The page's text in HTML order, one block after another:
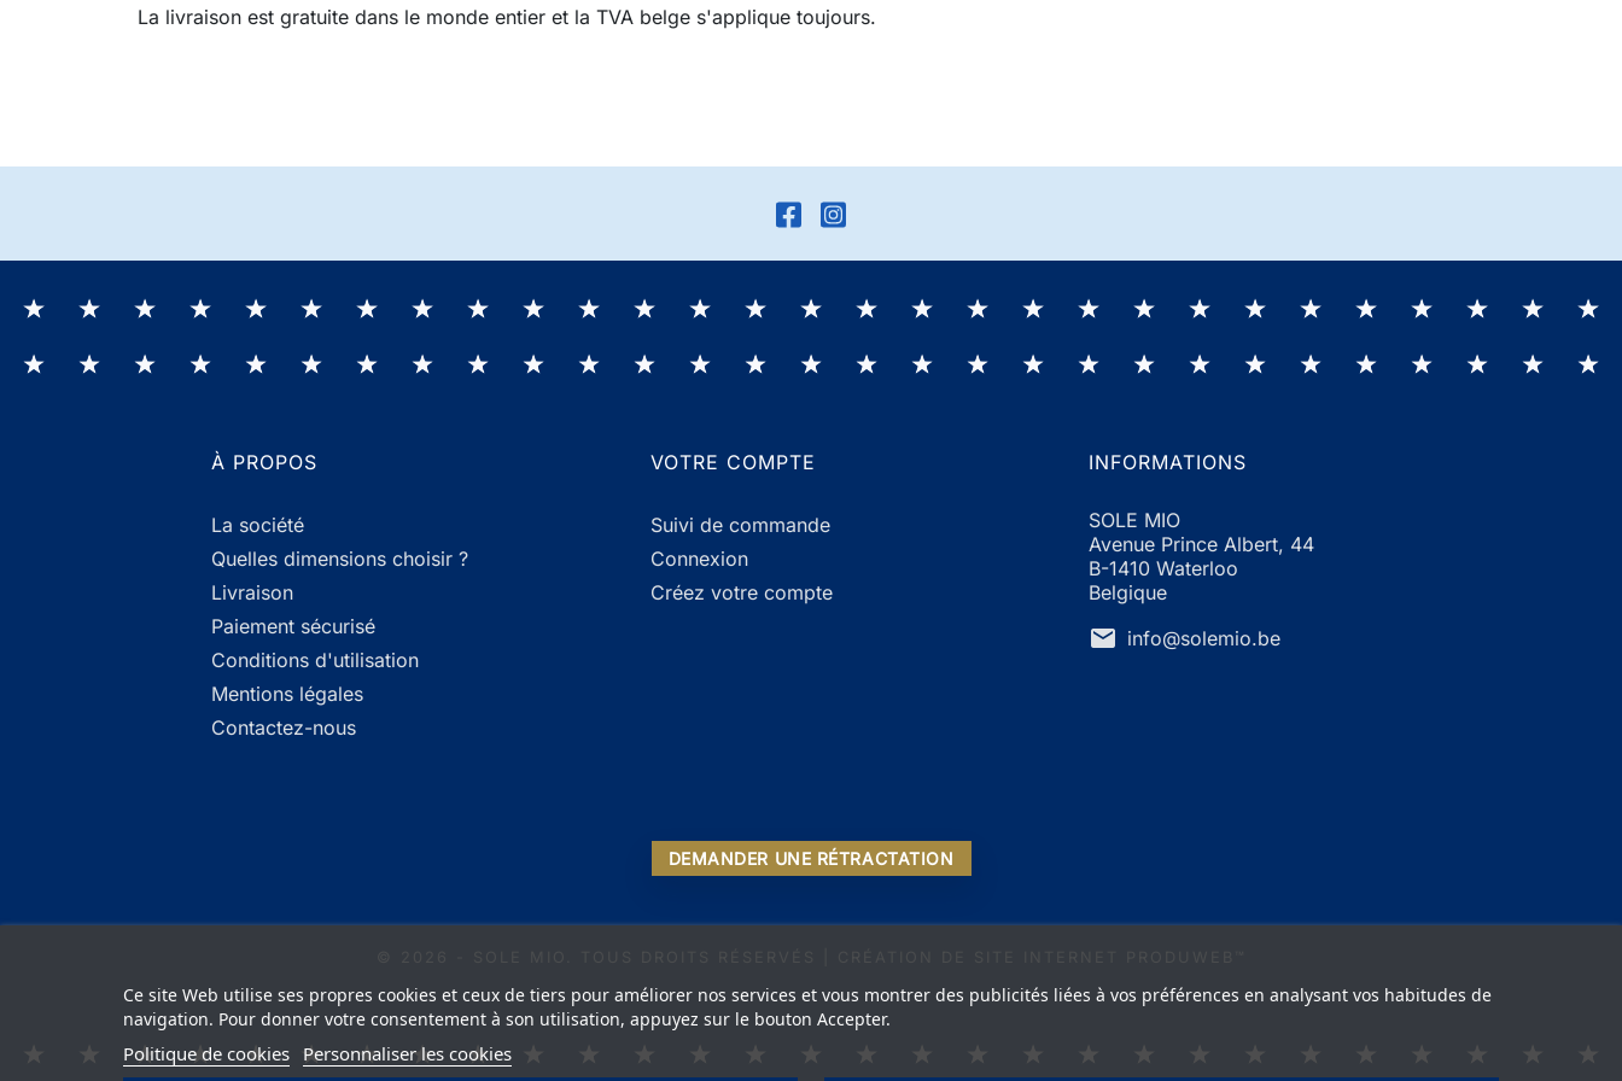
La livraison est gratuite dans le monde entier et la TVA belge s'applique toujours.
À PROPOS
La société
Quelles dimensions choisir ?
Livraison
Paiement sécurisé
Conditions d'utilisation
Mentions légales
Contactez-nous
VOTRE COMPTE
Suivi de commande
Connexion
Créez votre compte
INFORMATIONS
SOLE MIO
Avenue Prince Albert, 44
B-1410 Waterloo
Belgique
mail info@solemio.be
Ce site Web utilise ses propres cookies et ceux de tiers pour améliorer nos services et vous montrer des publicités liées à vos préférences en analysant vos habitudes de
navigation. Pour donner votre consentement à son utilisation, appuyez sur le bouton Accepter.
Politique de cookies Personnaliser les cookies
DEMANDER UNE RÉTRACTATION